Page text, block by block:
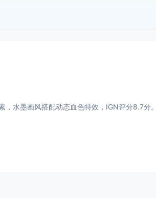
水墨画风搭配动态血色特效，IGN评分8.7分。